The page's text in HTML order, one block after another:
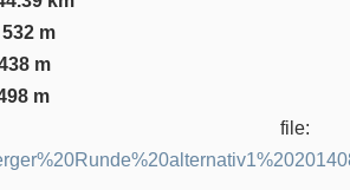
532 m
m
m
file: